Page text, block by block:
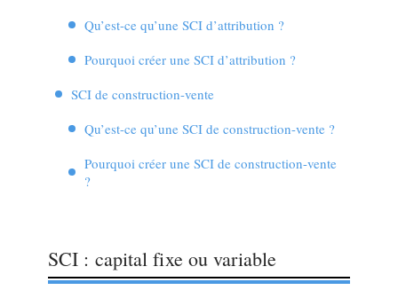
Qu’est-ce qu’une SCI d’attribution ?
Pourquoi créer une SCI d’attribution ?
SCI de construction-vente
Qu’est-ce qu’une SCI de construction-vente ?
Pourquoi créer une SCI de construction-vente
?
SCI : capital fixe ou variable